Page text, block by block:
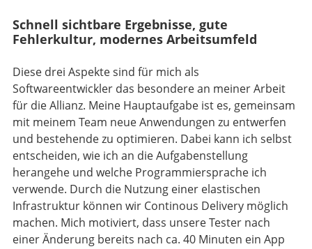
Schnell sichtbare Ergebnisse, gute
Fehlerkultur, modernes Arbeitsumfeld
Diese drei Aspekte sind für mich als
Softwareentwickler das besondere an meiner Arbeit
für die Allianz. Meine Hauptaufgabe ist es, gemeinsam
mit meinem Team neue Anwendungen zu entwerfen
und bestehende zu optimieren. Dabei kann ich selbst
entscheiden, wie ich an die Aufgabenstellung
herangehe und welche Programmiersprache ich
verwende. Durch die Nutzung einer elastischen
Infrastruktur können wir Continous Delivery möglich
machen. Mich motiviert, dass unsere Tester nach
einer Änderung bereits nach ca. 40 Minuten ein App